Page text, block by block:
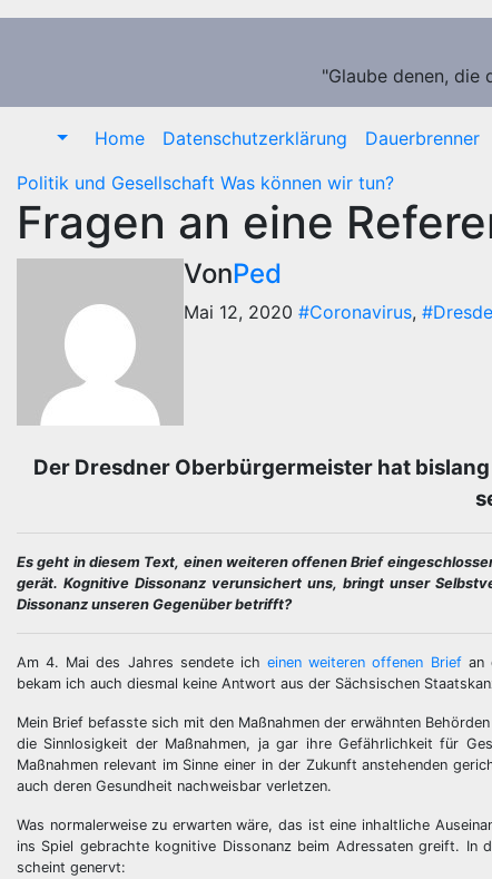
Zum
"Glaube denen, die
Home Datenschutzerklärung Dauerbrenner
Politik und Gesellschaft Was können wir tun?
Fragen an eine
VonPed
Mai 12, 2020 #Coronavirus,
Der Dresdner Oberbürgermeister hat
Es geht in diesem Text, einen weiteren offenen Brief
gerät. Kognitive Dissonanz verunsichert uns, bringt unser
Dissonanz unseren Gegenüber betrifft?
Am 4. Mai des Jahres sendete icheinen weiteren offenen Briefan
bekam ich auch diesmal keine Antwort aus der Sächsischen
Mein Brief befasste sich mit den Maßnahmen der erwähnten
die Sinnlosigkeit der Maßnahmen, ja gar ihre Gefährlichkeit für
Maßnahmen relevant im Sinne einer in der Zukunft anstehenden
auch deren Gesundheit nachweisbar verletzen.
Was normalerweise zu erwarten wäre, das ist eine inhaltliche
ins Spiel gebrachte kognitive Dissonanz beim Adressaten greift. In
scheint genervt: